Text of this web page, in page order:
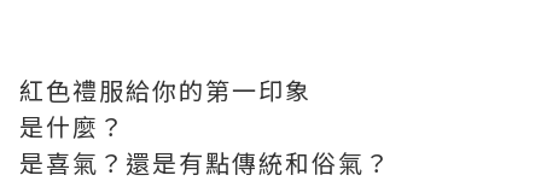
紅色禮服給你的第一印象
是什麼？
是喜氣？還是有點傳統和俗氣？